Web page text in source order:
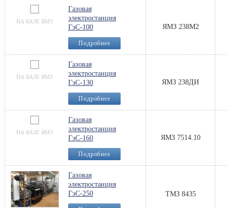
НА БАЗЕ ЯМЗ
Газовая
электростанция
ГэС-100
Подробнее
ЯМЗ 238М2
НА БАЗЕ ЯМЗ
Газовая
электростанция
ГэС-130
Подробнее
ЯМЗ 238ДИ
НА БАЗЕ ЯМЗ
Газовая
электростанция
ГэС-160
Подробнее
ЯМЗ 7514.10
Газовая
электростанция
ГэС-250
ТМЗ 8435